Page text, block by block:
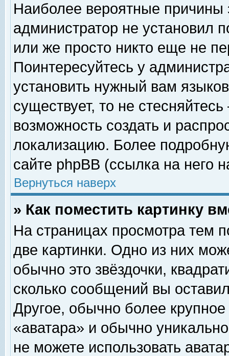
Наиболее вероятные причины
администратор не установил
или же просто никто еще не
Поинтересуйтесь у
установить нужный вам
существует, то не
возможность создать и
локализацию. Более
сайте phpBB (ссылка на него
Вернуться наверх
» Как поместить картинку
На страницах просмотра тем
две картинки. Одно из них
обычно это звёздочки,
сколько сообщений вы
Другое, обычно более
«аватара» и обычно
не можете использовать